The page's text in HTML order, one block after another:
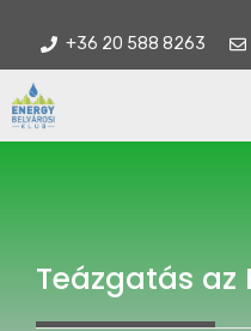
tartalomba
+36 20 588 8263
Teázgatás az